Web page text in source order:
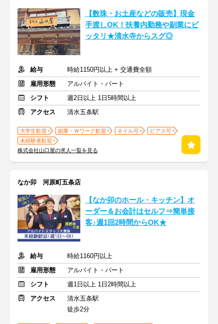
【数珠・お土産などの販売】現金
手渡しOK！扶養内勤務や副業にピ
ッタリ★清水寺からスグ◎
給与
時給1150円以上 + 交通費全額
雇用形態
アルバイト・パート
シフト
週2日以上 1日5時間以上
アクセス
清水五条駅
大学生歓迎 副業・Ｗワーク歓迎 ネイル可
ピアス可
未経験者歓迎
株式会社山口屋の求人一覧を見る
なか卯 河原町五条店
【なか卯のホール・キッチン】オ
ーダー＆お会計はセルフ⇒簡単接
客♪週1回2時間からOK★
給与
時給1160円以上
雇用形態
アルバイト・パート
シフト
週1日以上 1日2時間以上
アクセス
清水五条駅
徒歩2分